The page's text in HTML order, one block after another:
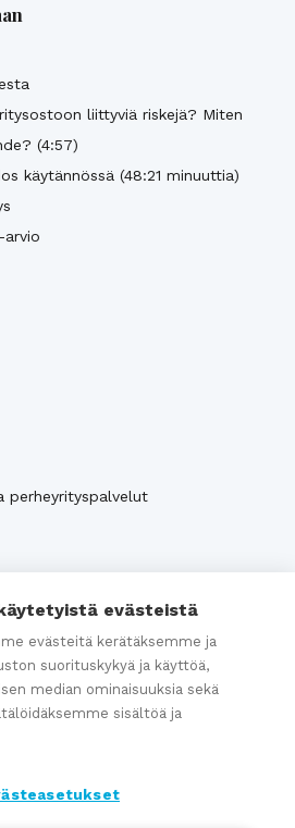
liittyviä riskejä? Miten
(4:57)
käytännössä (48:21 minuuttia)
arvio
perheyrityspalvelut
evästeistä
evästeitä kerätäksemme ja
suorituskykyä ja käyttöä,
median ominaisuuksia sekä
sisältöä ja